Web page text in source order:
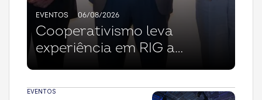
EVENTOS 06/08/2026
Cooperativismo leva
experiência em RIG a
EVENTOS